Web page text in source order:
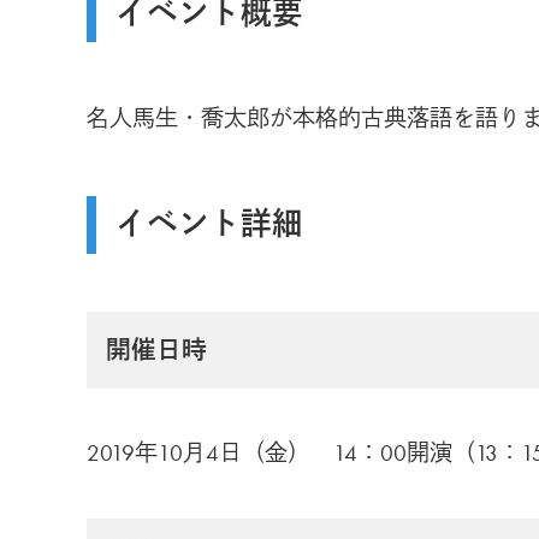
イベント概要
名人馬生・喬太郎が本格的古典落語を語りま
イベント詳細
開催日時
2019年10月4日（金） 14：00開演（13：15